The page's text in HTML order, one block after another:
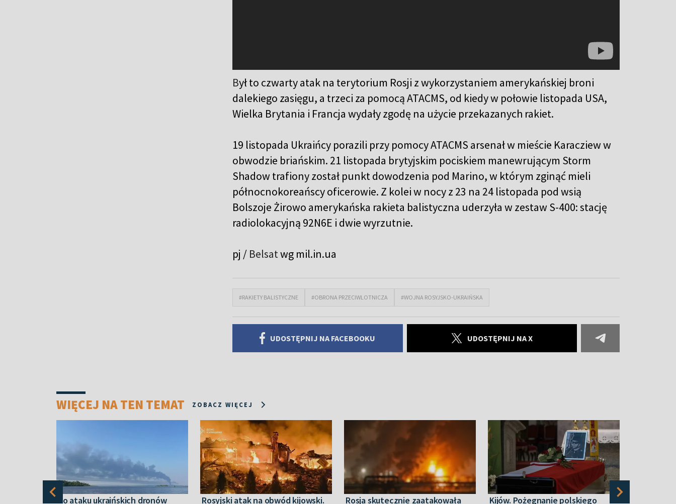
Był to czwarty atak na terytorium Rosji z wykorzystaniem amerykańskiej broni
dalekiego zasięgu, a trzeci za pomocą ATACMS, od kiedy w połowie listopada USA,
Wielka Brytania i Francja wydały zgodę na użycie przekazanych rakiet.
19 listopada Ukraińcy porazili przy pomocy ATACMS arsenał w mieście Karacziew w
obwodzie briańskim. 21 listopada brytyjskim pociskiem manewrującym Storm
Shadow trafiony został punkt dowodzenia pod Marino, w którym zginąć mieli
północnokoreańscy oficerowie. Z kolei w nocy z 23 na 24 listopada pod wsią
Bolszoje Żirowo amerykańska rakieta balistyczna uderzyła w zestaw S-400: stację
radiolokacyjną 92N6E i dwie wyrzutnie.
pj / Belsatwg mil.in.ua
#RAKIETY BALISTYCZNE #OBRONA PRZECIWLOTNICZA #WOJNA ROSYJSKO-UKRAIŃSKA
UDOSTĘPNIJ NA FACEBOOKU UDOSTĘPNIJ NA X
WIĘCEJ NA TEN TEMAT ZOBACZ WIĘCEJ
Po ataku ukraińskich dronów
Rosyjski atak na obwód kijowski.
Rosja skutecznie zaatakowała
Kijów. Pożegnanie polskiego